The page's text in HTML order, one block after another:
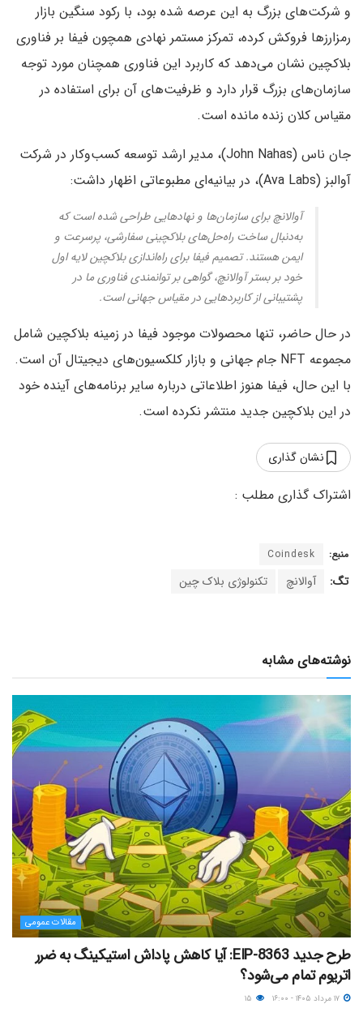
و شرکت‌های بزرگ به این عرصه شده بود، با رکود سنگین بازار
رمزارزها فروکش کرده، تمرکز مستمر نهادی همچون فیفا بر فناوری
بلاکچین نشان می‌دهد که کاربرد این فناوری همچنان مورد توجه
سازمان‌های بزرگ قرار دارد و ظرفیت‌های آن برای استفاده در
مقیاس کلان زنده مانده است.
جان ناس (John Nahas)، مدیر ارشد توسعه کسب‌وکار در شرکت
آوالبز (Ava Labs)، در بیانیه‌ای مطبوعاتی اظهار داشت:
آوالانچ برای سازمان‌ها و نهادهایی طراحی شده است که
به‌دنبال ساخت راه‌حل‌های بلاکچینی سفارشی، پرسرعت و
ایمن هستند. تصمیم فیفا برای راه‌اندازی بلاکچین لایه‌ اول
خود بر بستر آوالانچ، گواهی بر توانمندی فناوری ما در
پشتیبانی از کاربردهایی در مقیاس جهانی است.
در حال حاضر، تنها محصولات موجود فیفا در زمینه بلاکچین شامل
مجموعه NFT جام جهانی و بازار کلکسیون‌های دیجیتال آن است.
با این حال، فیفا هنوز اطلاعاتی درباره سایر برنامه‌های آینده خود
در این بلاکچین جدید منتشر نکرده است.
نشان گذاری
منبع: Coindesk
تگ: آوالانچ تکنولوژی بلاک چین
نوشته‌های مشابه
مقالات عمومی
طرح جدید EIP-8363: آیا کاهش پاداش استیکینگ به ضرر
اتریوم تمام می‌شود؟